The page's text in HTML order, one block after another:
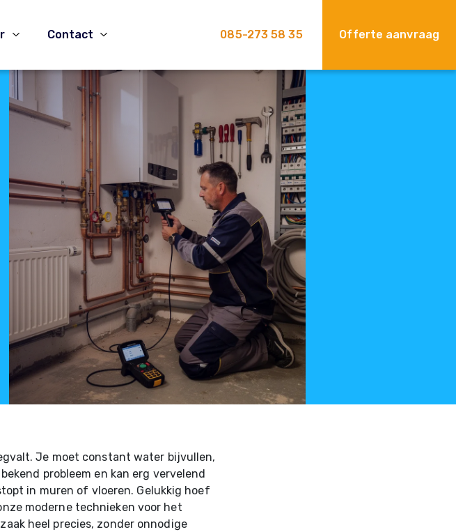
Contact 085-273 58 35 Offerte aanvraag
Je moet constant water bijvullen,
probleem en kan erg vervelend
in muren of vloeren. Gelukkig hoef
moderne technieken voor het
heel precies, zonder onnodige